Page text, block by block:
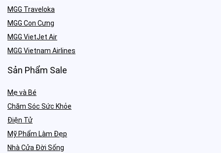
MGG Traveloka
MGG Con Cưng
MGG VietJet Air
MGG Vietnam Airlines
Sản Phẩm Sale
Mẹ và Bé
Chăm Sóc Sức Khỏe
Điện Tử
Mỹ Phẩm Làm Đẹp
Nhà Cửa Đời Sống